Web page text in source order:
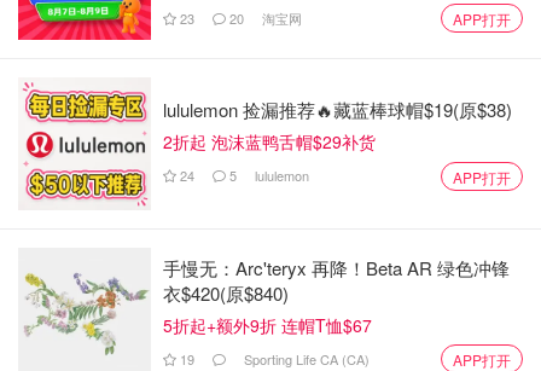
以上这些有你感兴趣的领域吗？大家还有什么蓝海品类可以
23 20 淘宝网 APP打开
lululemon 捡漏推荐🔥藏蓝棒球帽$19(原$38)
2折起 泡沫蓝鸭舌帽$29补货
24 5 lululemon APP打开
手慢无：Arc'teryx 再降！Beta AR 绿色冲锋
衣$420(原$840)
5折起+额外9折 连帽T恤$67
19 Sporting Life CA (CA) APP打开